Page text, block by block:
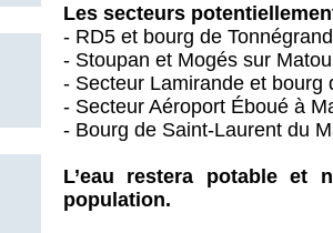
Les secteurs
- RD5 et bourg de
- Stoupan et Mogés sur
- Secteur Lamirande et bourg
- Secteur Aéroport Éboué à
- Bourg de Saint-Laurent du
L’eau restera potable et
population.